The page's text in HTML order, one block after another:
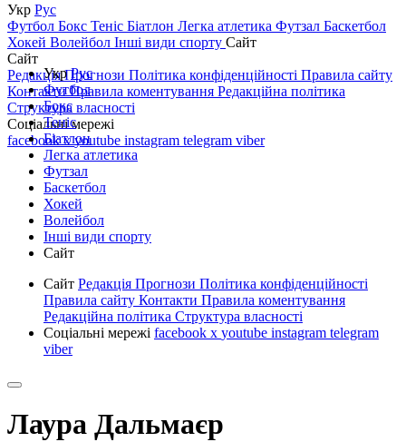
Укр Рус
Футбол Бокс Теніс Біатлон Легка атлетика Футзал Баскетбол
Хокей Волейбол Інші види спорту Сайт
Сайт
РедакціяПрогнози Політика конфіденційності Правила сайту
КонтактиПравила коментування Редакційна політика
Структура власності
Соціальні мережі
facebookxyoutube instagram telegram viber
УкрРус
Футбол
Бокс
Теніс
Біатлон
Легка атлетика
Футзал
Баскетбол
Хокей
Волейбол
Інші види спорту
Сайт
Сайт Редакція Прогнози Політика конфіденційності
Правила сайту Контакти Правила коментування
Редакційна політика Структура власності
Соціальні мережі facebook x youtube instagram telegram
viber
Лаура Дальмаєр